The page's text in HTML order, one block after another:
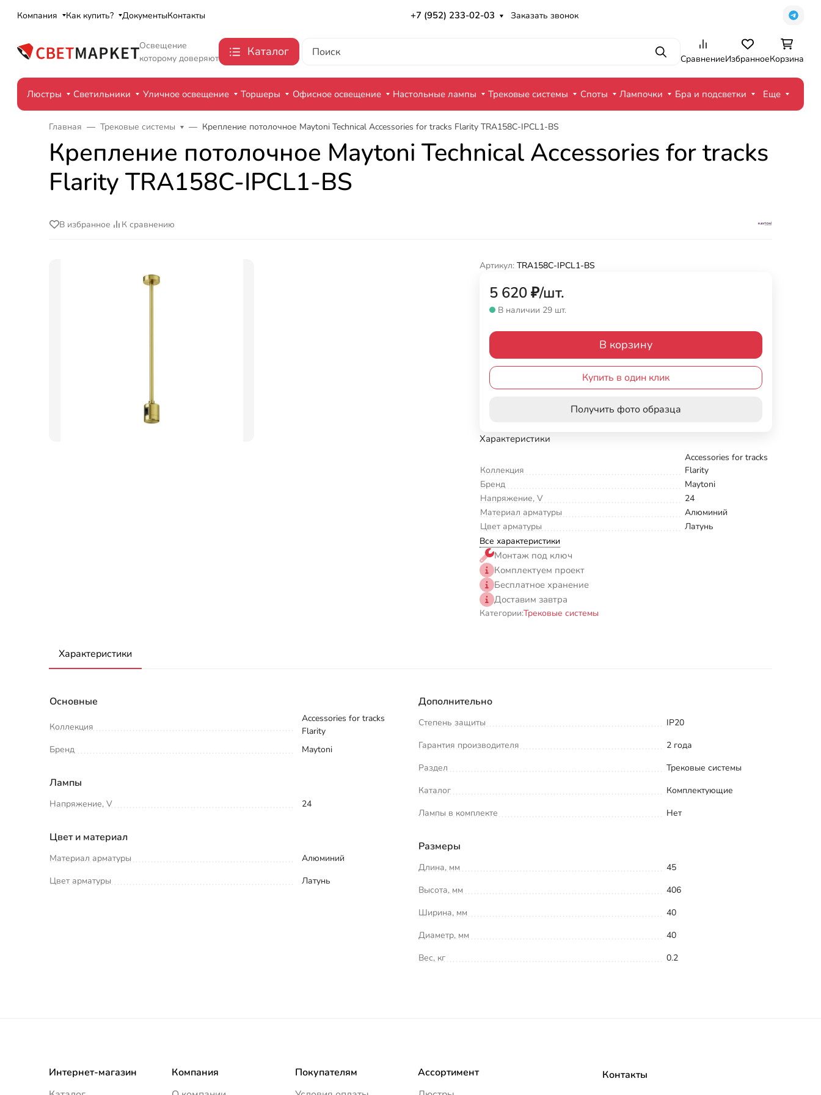
Компания Как купить? ДокументыКонтакты +7 (952) 233-02-03 Заказать звонок
Освещение
которому доверяют
Каталог ПоискСравнениеИзбранноеКорзина
Люстры Светильники Уличное освещение Торшеры Офисное освещение Настольные лампы Трековые системы Споты Лампочки Бра и подсветки Еще
Главная Трековые системы Крепление потолочное Maytoni Technical Accessories for tracks Flarity TRA158C-IPCL1-BS
Крепление потолочное Maytoni Technical Accessories for tracks
Flarity TRA158C-IPCL1-BS
В избранное К сравнению
Артикул: TRA158C-IPCL1-BS
5 620₽/шт.
В наличии 29 шт.
В корзину
Купить в один клик
Получить фото образца
Характеристики
Коллекция
Accessories for tracks
Flarity
Бренд
Maytoni
Напряжение, V
24
Материал арматуры
Алюминий
Цвет арматуры
Латунь
Все характеристики
Монтаж под ключ
Комплектуем проект
Бесплатное хранение
Доставим завтра
Категории:Трековые системы
Характеристики
Основные
Коллекция
Accessories for tracks
Flarity
Бренд
Maytoni
Лампы
Напряжение, V 24
Цвет и материал
Материал арматуры
Алюминий
Цвет арматуры
Латунь
Дополнительно
Степень защиты
IP20
Гарантия производителя
2 года
Раздел
Трековые системы
Каталог
Комплектующие
Лампы в комплекте
Нет
Размеры
Длина, мм
45
Высота, мм
406
Ширина, мм
40
Диаметр, мм
40
Вес, кг
0.2
Интернет-магазин
Компания
Покупателям
Ассортимент
Контакты